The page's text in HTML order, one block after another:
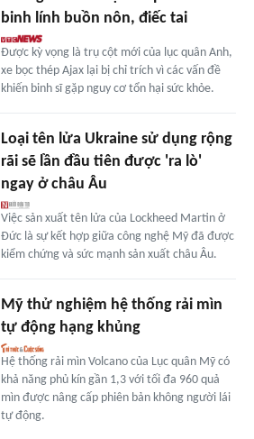
binh lính buồn nôn, điếc tai
Được kỳ vọng là trụ cột mới của lục quân Anh,
xe bọc thép Ajax lại bị chỉ trích vì các vấn đề
khiến binh sĩ gặp nguy cơ tổn hại sức khỏe.
Loại tên lửa Ukraine sử dụng rộng
rãi sẽ lần đầu tiên được 'ra lò'
ngay ở châu Âu
Việc sản xuất tên lửa của Lockheed Martin ở
Đức là sự kết hợp giữa công nghệ Mỹ đã được
kiểm chứng và sức mạnh sản xuất châu Âu.
Mỹ thử nghiệm hệ thống rải mìn
tự động hạng khủng
Hệ thống rải mìn Volcano của Lục quân Mỹ có
khả năng phủ kín gần 1,3 với tối đa 960 quả
mìn được nâng cấp phiên bản không người lái
tự động.